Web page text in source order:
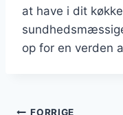
at have i dit
op for en verden
FORRIGE